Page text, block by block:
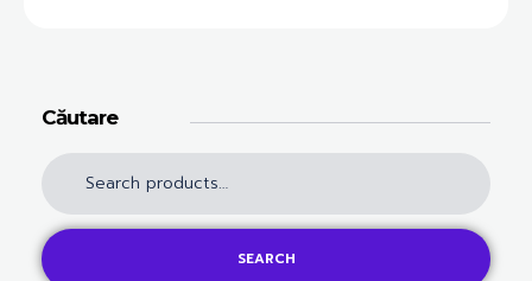
Căutare
SEARCH